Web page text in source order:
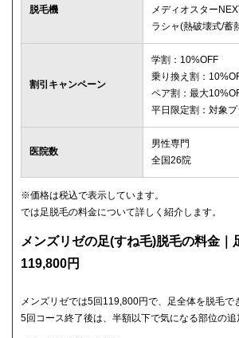
脱毛機
メディオスター
ラシャ(熱破壊式/蓄
割引キャンペーン
学割：10%OFF
乗り換え割：
ペア割：最大
平日限定割：対象
医院数
男性専門
全国26院
※価格は税込で表示しています。
では足脱毛の料金について詳しく紹介します。
メンズリゼの足(すね毛)脱毛の料金｜
119,800円
メンズリゼでは5回119,800円で、足全体を脱毛で
5回コース終了後は、半額以下で気になる部位の追